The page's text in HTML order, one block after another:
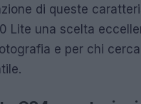
di queste
Lite una scelta
e per chi